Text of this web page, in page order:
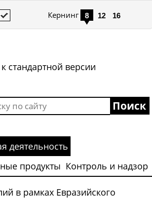
Кернинг 8Стандартное
рассторяние
между
12Среднее
между
16Большое
между
стандартной версии
деятельность
продукты Контроль и надзор
в рамках Евразийского